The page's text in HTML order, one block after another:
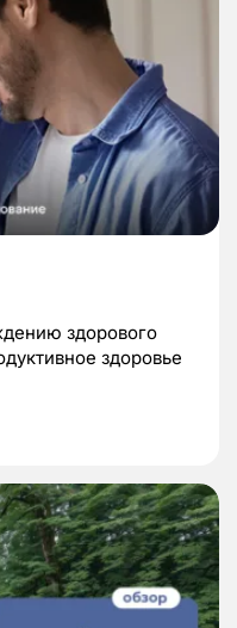
здорового
здоровье